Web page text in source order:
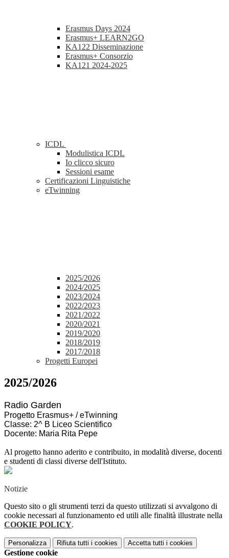
Erasmus Days 2024
Erasmus+ LEARN2GO
KA122 Disseminazione
Erasmus+ Consorzio
KA121 2024-2025
ICDL
Modulistica ICDL
Io clicco sicuro
Sessioni esame
Certificazioni Linguistiche
eTwinning
2025/2026
2024/2025
2023/2024
2022/2023
2021/2022
2020/2021
2019/2020
2018/2019
2017/2018
Progetti Europei
2025/2026
Radio Garden
Progetto Erasmus+ / eTwinning
Classe: 2^ B Liceo Scientifico
Docente: Maria Rita Pepe
Al progetto hanno aderito e contribuito, in modalità diverse, docenti
e studenti di classi diverse dell'Istituto.
Notizie
Questo sito o gli strumenti terzi da questo utilizzati si avvalgono di
cookie necessari al funzionamento ed utili alle finalità illustrate nella
COOKIE POLICY.
Personalizza Rifiuta tutti i cookies Accetta tutti i cookies
Gestione cookie